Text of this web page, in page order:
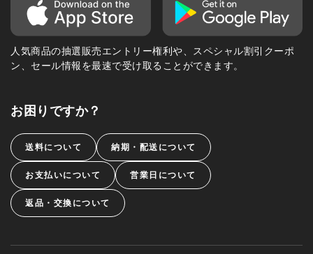
人気商品の抽選販売エントリー権利や、スペシャル割引クーポ
ン、セール情報を最速で受け取ることができます。
お困りですか？
送料について 納期・配送について
お支払いについて 営業日について
返品・交換について